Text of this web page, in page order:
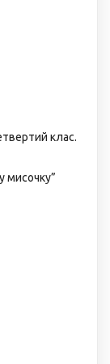
клас.
мисочку”